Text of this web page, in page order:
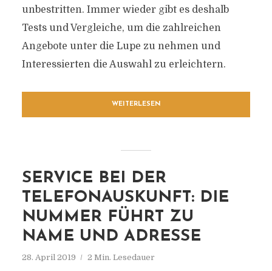
unbestritten. Immer wieder gibt es deshalb
Tests und Vergleiche, um die zahlreichen
Angebote unter die Lupe zu nehmen und
Interessierten die Auswahl zu erleichtern.
WEITERLESEN
SERVICE BEI DER
TELEFONAUSKUNFT: DIE
NUMMER FÜHRT ZU
NAME UND ADRESSE
28. April 2019 2 Min. Lesedauer